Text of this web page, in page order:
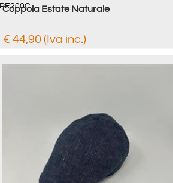
PE200C
Coppola Estate Naturale
€ 44,90 (Iva inc.)